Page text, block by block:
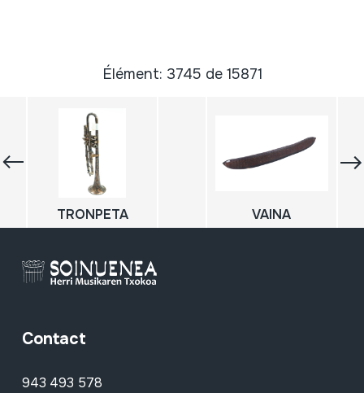
Élément: 3745 de 15871
TRONPETA VAINA
Contact
943 493 578